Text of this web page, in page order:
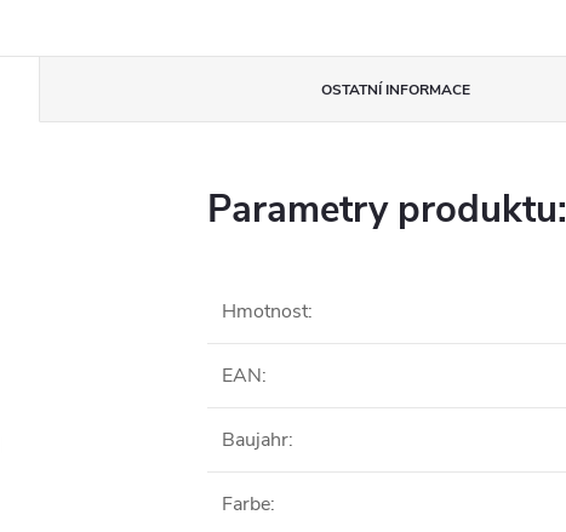
OSTATNÍ INFORMACE
Parametry produktu:
Hmotnost:
EAN:
Baujahr:
Farbe: